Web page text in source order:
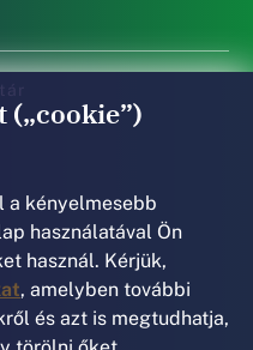
(„cookie”)
a kényelmesebb
használatával Ön
használ. Kérjük,
, amelyben további
és azt is megtudhatja,